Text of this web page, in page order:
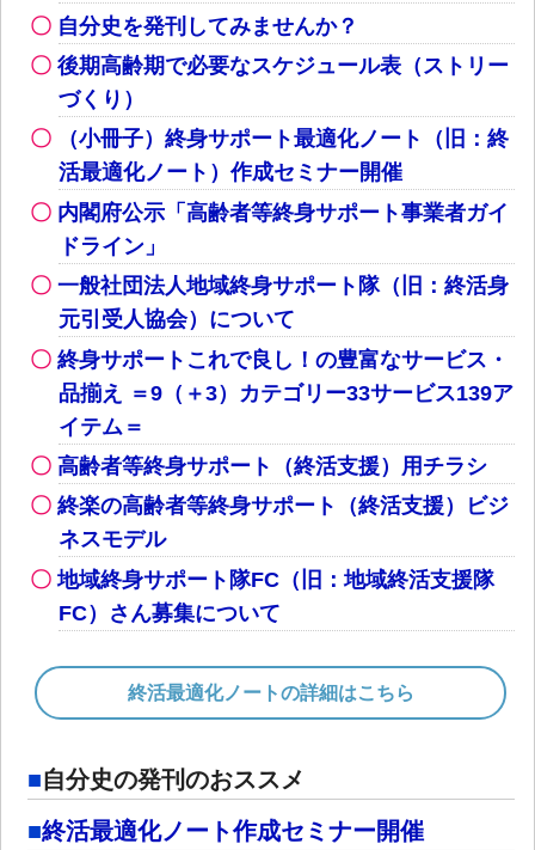
自分史を発刊してみませんか？
後期高齢期で必要なスケジュール表（ストリー
づくり）
（小冊子）終身サポート最適化ノート（旧：終
活最適化ノート）作成セミナー開催
内閣府公示「高齢者等終身サポート事業者ガイ
ドライン」
一般社団法人地域終身サポート隊（旧：終活身
元引受人協会）について
終身サポートこれで良し！の豊富なサービス・
品揃え ＝9（＋3）カテゴリー33サービス139ア
イテム＝
高齢者等終身サポート（終活支援）用チラシ
終楽の高齢者等終身サポート（終活支援）ビジ
ネスモデル
地域終身サポート隊FC（旧：地域終活支援隊
FC）さん募集について
終活最適化ノートの詳細はこちら
自分史の発刊のおススメ
終活最適化ノート作成セミナー開催